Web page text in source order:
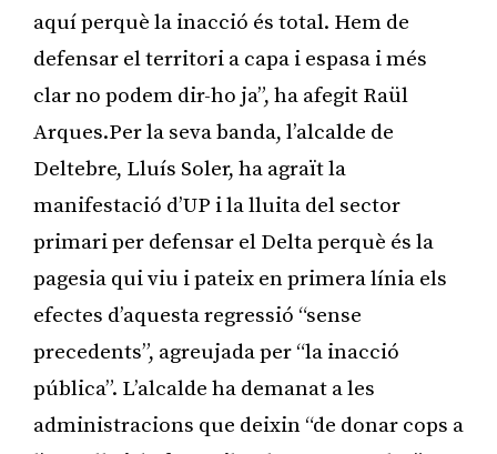
aquí perquè la inacció és total. Hem de
defensar el territori a capa i espasa i més
clar no podem dir-ho ja”, ha afegit Raül
Arques.Per la seva banda, l’alcalde de
Deltebre, Lluís Soler, ha agraït la
manifestació d’UP i la lluita del sector
primari per defensar el Delta perquè és la
pagesia qui viu i pateix en primera línia els
efectes d’aquesta regressió “sense
precedents”, agreujada per “la inacció
pública”. L’alcalde ha demanat a les
administracions que deixin “de donar cops a